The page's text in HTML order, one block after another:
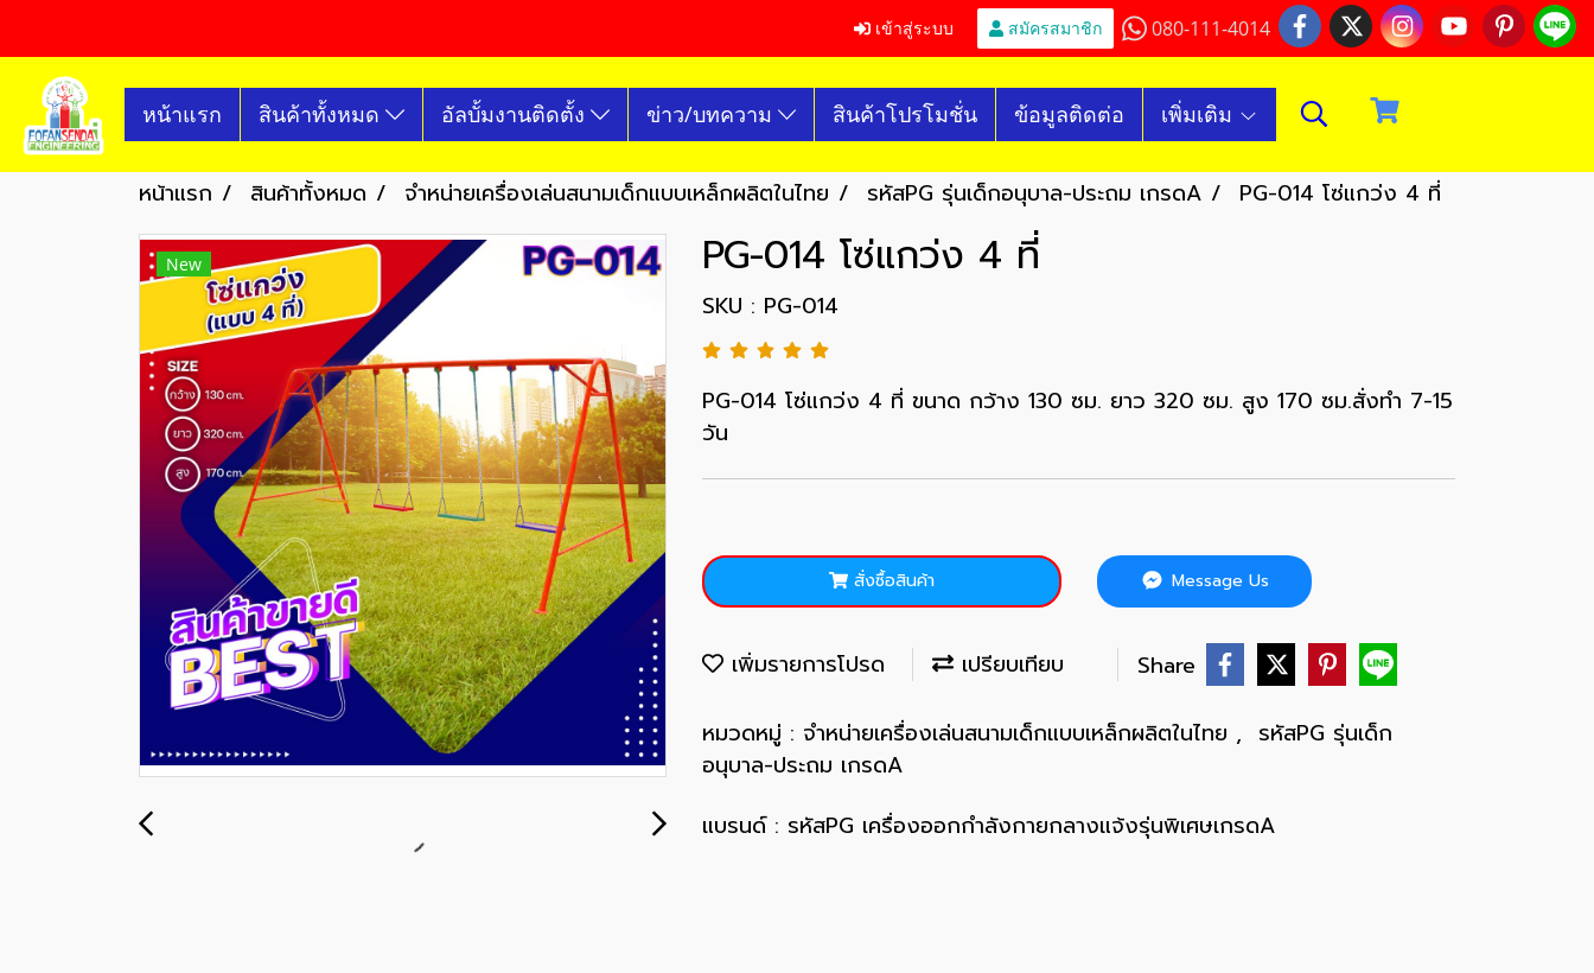
เข้าสู่ระบบ สมัครสมาชิก 080-111-4014
หน้าแรก สินค้าทั้งหมด อัลบั้มงานติดตั้ง ข่าว/บทความ สินค้าโปรโมชั่น ข้อมูลติดต่อ เพิ่มเติม
หน้าแรก สินค้าทั้งหมด จำหน่ายเครื่องเล่นสนามเด็กแบบเหล็กผลิตในไทย รหัสPG รุ่นเด็กอนุบาล-ประถม เกรดA PG-014 โซ่แกว่ง 4 ที่
New PG-014 โซ่แกว่ง 4 ที่
SKU : PG-014
PG-014 โซ่แกว่ง 4 ที่ ขนาด กว้าง 130 ซม. ยาว 320 ซม. สูง 170 ซม.สั่งทำ 7-15
วัน
สั่งซื้อสินค้า Message Us
เพิ่มรายการโปรด เปรียบเทียบ Share
หมวดหมู่ : จำหน่ายเครื่องเล่นสนามเด็กแบบเหล็กผลิตในไทย , รหัสPG รุ่นเด็ก
อนุบาล-ประถม เกรดA
แบรนด์ : รหัสPG เครื่องออกกำลังกายกลางแจ้งรุ่นพิเศษเกรดA